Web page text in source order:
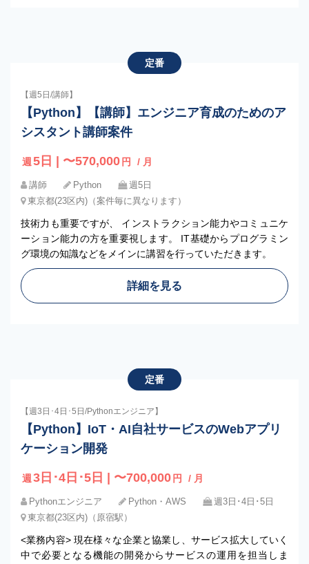
定番
【週5日/講師】
【Python】【講師】エンジニア育成のためのア
シスタント講師案件
週 5日 | 〜570,000 円 / 月
講師 Python
週5日
東京都(23区内)（案件毎に異なります）
技術力も重要ですが、 インストラクション能力やコミュニケ
ーション能力の方を重要視します。 IT基礎からプログラミン
グ環境の知識などをメインに講習を行っていただきます。
詳細を見る
定番
【週3日･4日･5日/Pythonエンジニア】
【Python】IoT・AI自社サービスのWebアプリ
ケーション開発
週 3日･4日･5日 | 〜700,000 円 / 月
Pythonエンジニア Python・AWS
週3日･4日･5日
東京都(23区内)（原宿駅）
<業務内容> 現在様々な企業と協業し、サービス拡大していく
中で必要となる機能の開発からサービスの運用を担当しま